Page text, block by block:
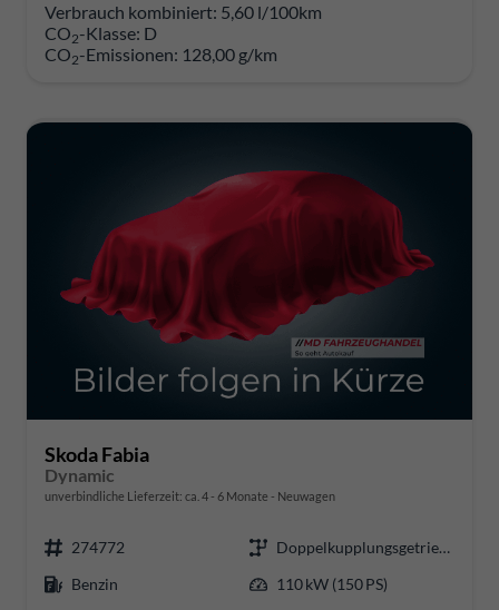
Verbrauch kombiniert: 5,60 l/100km
CO2-Klasse: D
CO2-Emissionen: 128,00 g/km
Skoda Fabia
Dynamic
unverbindliche Lieferzeit: ca. 4 - 6 Monate Neuwagen
274772
Doppelkupplungsgetriebe (DSG)
Benzin
110 kW (150 PS)